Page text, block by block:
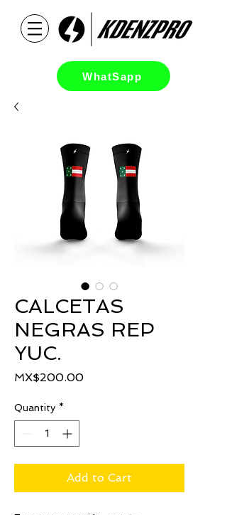
WhatSapp
CALCETAS
NEGRAS REP
YUC.
MX$200.00Price
Quantity *
Add to Cart